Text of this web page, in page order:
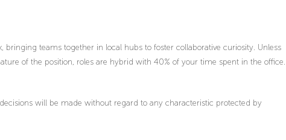
bringing teams together in local hubs to foster collaborative curiosity. Unless
of the position, roles are hybrid with 40% of your time spent in the office.
will be made without regard to any characteristic protected by